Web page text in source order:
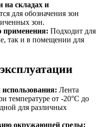
на складах и
для обозначения зон
зон.
применения: Подходит для
так и в помещении для
Лента
температуре от -20°C до
для различных
окружающей среды: